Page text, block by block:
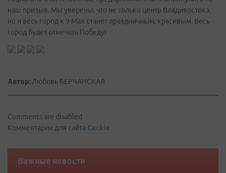
наш призыв. Мы уверены, что не только центр Владивостока,
но и весь город к 9 Мая станет праздничным, красивым. Весь
город будет отмечать Победу!
Автор: Любовь БЕРЧАНСКАЯ
Comments are disabled
Комментарии для сайта Cackle
Важные новости